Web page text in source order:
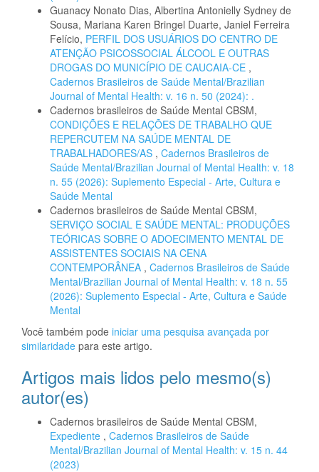
Guanacy Nonato Dias, Albertina Antonielly Sydney de
Sousa, Mariana Karen Bringel Duarte, Janiel Ferreira
Felício, PERFIL DOS USUÁRIOS DO CENTRO DE
ATENÇÃO PSICOSSOCIAL ÁLCOOL E OUTRAS
DROGAS DO MUNICÍPIO DE CAUCAIA-CE ,
Cadernos Brasileiros de Saúde Mental/Brazilian
Journal of Mental Health: v. 16 n. 50 (2024): .
Cadernos brasileiros de Saúde Mental CBSM,
CONDIÇÕES E RELAÇÕES DE TRABALHO QUE
REPERCUTEM NA SAÚDE MENTAL DE
TRABALHADORES/AS , Cadernos Brasileiros de
Saúde Mental/Brazilian Journal of Mental Health: v. 18
n. 55 (2026): Suplemento Especial - Arte, Cultura e
Saúde Mental
Cadernos brasileiros de Saúde Mental CBSM,
SERVIÇO SOCIAL E SAÚDE MENTAL: PRODUÇÕES
TEÓRICAS SOBRE O ADOECIMENTO MENTAL DE
ASSISTENTES SOCIAIS NA CENA
CONTEMPORÂNEA , Cadernos Brasileiros de Saúde
Mental/Brazilian Journal of Mental Health: v. 18 n. 55
(2026): Suplemento Especial - Arte, Cultura e Saúde
Mental
Você também pode iniciar uma pesquisa avançada por
similaridade para este artigo.
Artigos mais lidos pelo mesmo(s)
autor(es)
Cadernos brasileiros de Saúde Mental CBSM,
Expediente , Cadernos Brasileiros de Saúde
Mental/Brazilian Journal of Mental Health: v. 15 n. 44
(2023)